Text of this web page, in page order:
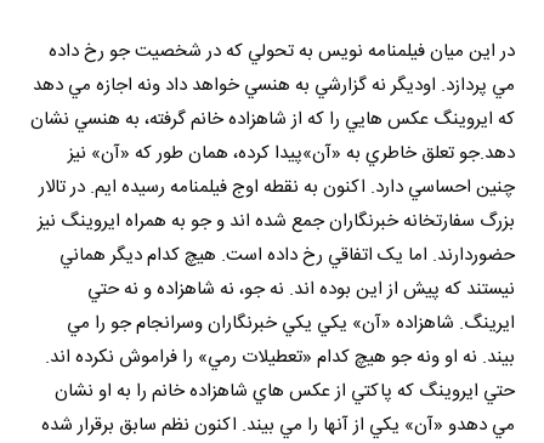
در اين ميان فيلمنامه نويس به تحولي که در شخصيت جو رخ داده
مي پردازد. اوديگر نه گزارشي به هنسي خواهد داد ونه اجازه مي دهد
که ايروينگ عکس هايي را که از شاهزاده خانم گرفته، به هنسي نشان
دهد.جو تعلق خاطري به «آن»پيدا کرده، همان طور که «آن» نيز
چنين احساسي دارد. اکنون به نقطه اوج فيلمنامه رسيده ايم. در تالار
بزرگ سفارتخانه خبرنگاران جمع شده اند و جو به همراه ايروينگ نيز
حضوردارند. اما يک اتفاقي رخ داده است. هيچ کدام ديگر هماني
نيستند که پيش از اين بوده اند. نه جو، نه شاهزاده و نه حتي
ايرينگ. شاهزاده «آن» يکي يکي خبرنگاران وسرانجام جو را مي
بيند. نه او ونه جو هيچ کدام «تعطيلات رمي» را فراموش نکرده اند.
حتي ايروينگ که پاکتي از عکس هاي شاهزاده خانم را به او نشان
مي دهدو «آن» يکي از آنها را مي بيند. اکنون نظم سابق برقرار شده